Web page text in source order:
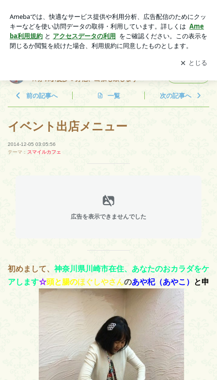
やさん☆赤羽駅徒歩５分他、出張も致します
アプリをダウンロードして ブログの更新通知
を受け取りまし
ょう。
開く
☆赤羽駅徒歩５分他、出張も致します
前の記事へ 一覧 次の記事へ
イベント出店メニュー
2014-12-05 03:05:56
テーマ： スマイルカフェ
広告を表示できませんでした
初めまして、神奈川県川崎市在住、あなたのおカラダをケ
アします☆頭と腸のほぐしやさんのあや杞（あやこ） と申